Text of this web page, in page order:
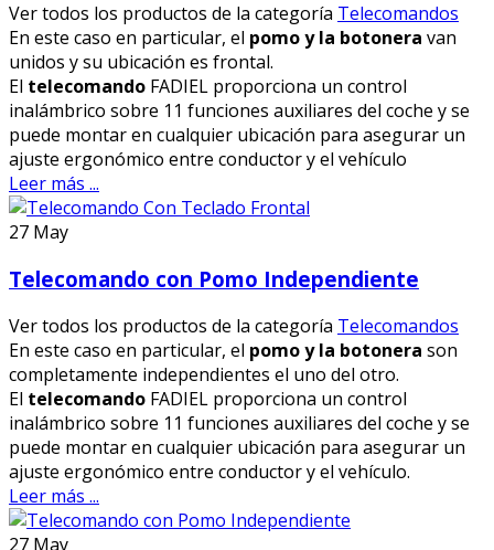
Ver todos los productos de la categoría Telecomandos
En este caso en particular, el pomo y la botonera van
unidos y su ubicación es frontal.
El telecomando FADIEL proporciona un control
inalámbrico sobre 11 funciones auxiliares del coche y se
puede montar en cualquier ubicación para asegurar un
ajuste ergonómico entre conductor y el vehículo
Leer más ...
27 May
Telecomando con Pomo Independiente
Ver todos los productos de la categoría Telecomandos
En este caso en particular, el pomo y la botonera son
completamente independientes el uno del otro.
El telecomando FADIEL proporciona un control
inalámbrico sobre 11 funciones auxiliares del coche y se
puede montar en cualquier ubicación para asegurar un
ajuste ergonómico entre conductor y el vehículo.
Leer más ...
27 May